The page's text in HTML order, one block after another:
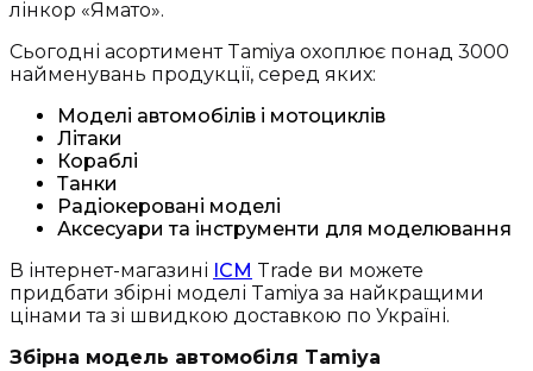
лінкор «Ямато».
Сьогодні асортимент Tamiya охоплює понад 3000
найменувань продукції, серед яких:
Моделі автомобілів і мотоциклів
Літаки
Кораблі
Танки
Радіокеровані моделі
Аксесуари та інструменти для моделювання
В інтернет-магазині ICM Trade ви можете
придбати збірні моделі Tamiya за найкращими
цінами та зі швидкою доставкою по Україні.
Збірна модель автомобіля Tamiya